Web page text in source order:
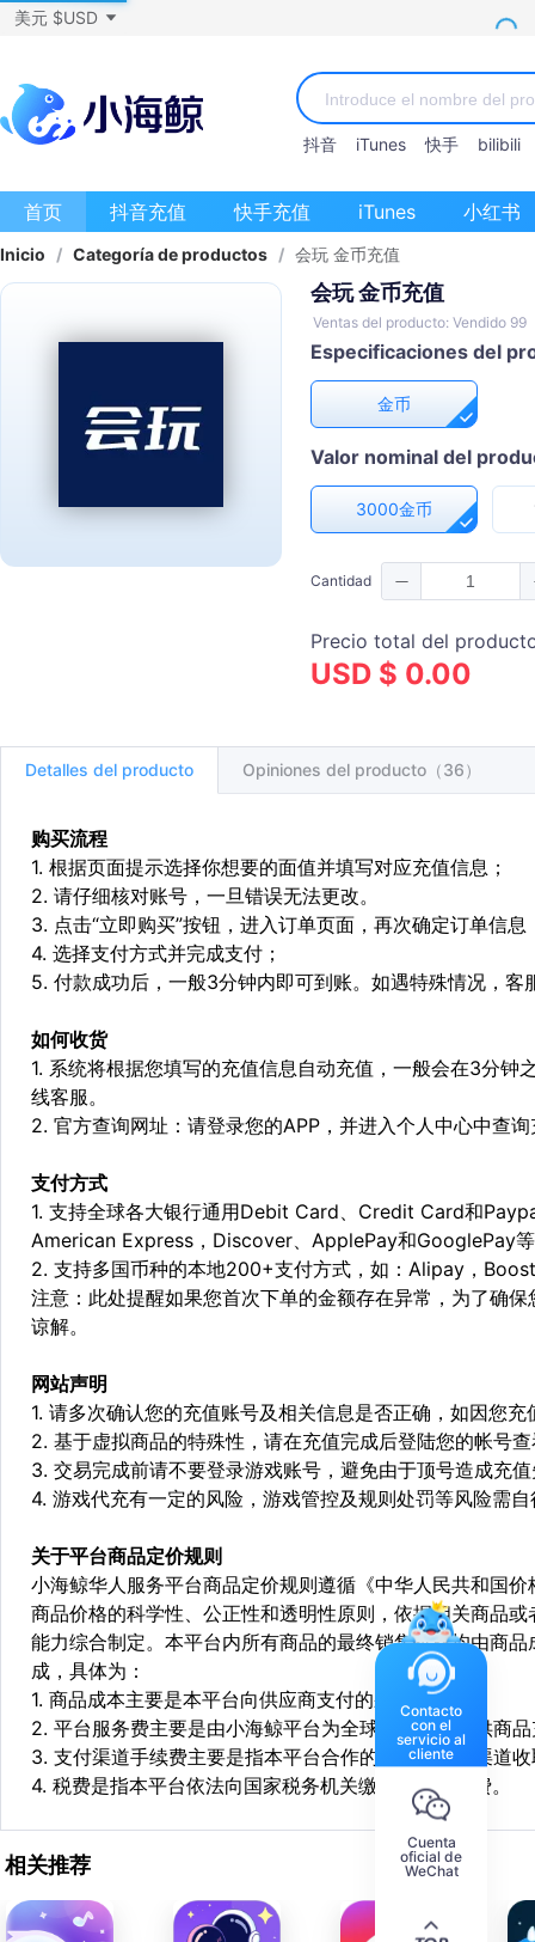
美元 $USD
抖音 iTunes 快手 bilibili
首页 抖音充值 快手充值 iTunes 小红书
Inicio / Categoría de productos / 会玩 金币充值
会玩 金币充值
Ventas del producto: Vendido 99
Especificaciones del
金币
Valor nominal del
3000金币
Cantidad
Precio total del
USD $ 0.00
Detalles del producto Opiniones del producto（36）
购买流程
1. 根据页面提示选择你想要的面值并填写对应充值信息；
2. 请仔细核对账号，一旦错误无法更改。
3. 点击“立即购买”按钮，进入订单页面，再次确定订单信息
4. 选择支付方式并完成支付；
5. 付款成功后，一般3分钟内即可到账。如遇特殊情况，
如何收货
1. 系统将根据您填写的充值信息自动充值，一般会在3分
线客服。
2. 官方查询网址：请登录您的APP，并进入个人中心中查
支付方式
1. 支持全球各大银行通用Debit Card、Credit Card和
American Express，Discover、ApplePay和GooglePay
2. 支持多国币种的本地200+支付方式，如：Alipay，
注意：此处提醒如果您首次下单的金额存在异常，为了确
谅解。
网站声明
1. 请多次确认您的充值账号及相关信息是否正确，如因您
2. 基于虚拟商品的特殊性，请在充值完成后登陆您的帐号
3. 交易完成前请不要登录游戏账号，避免由于顶号造成充
4. 游戏代充有一定的风险，游戏管控及规则处罚等风险需
关于平台商品定价规则
小海鲸华人服务平台商品定价规则遵循《中华人民共和国
商品价格的科学性、公正性和透明性原则，依据相关商品
能力综合制定。本平台内所有商品的最终销售价格均由商
成，具体为：
1. 商品成本主要是本平台向供应商支付的采购成本；
2. 平台服务费主要是由小海鲸平台为全球华人用户提供商
3. 支付渠道手续费主要是指本平台合作的第三方支付渠道
4. 税费是指本平台依法向国家税务机关缴纳的各项税费。
相关推荐
Contacto
con el
servicio al
cliente
Cuenta
oficial de
WeChat